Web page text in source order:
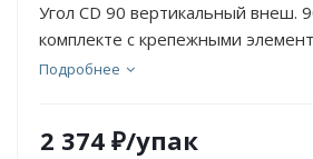
Угол CD 90 вертикальный внеш.
комплекте с крепежными
соединительными плас
Подробнее
2 374 ₽/упак